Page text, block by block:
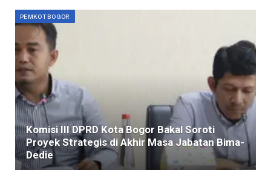
PEMKOT BOGOR
Komisi III DPRD Kota Bogor Bakal Soroti
Proyek Strategis di Akhir Masa Jabatan Bima-
Dedie